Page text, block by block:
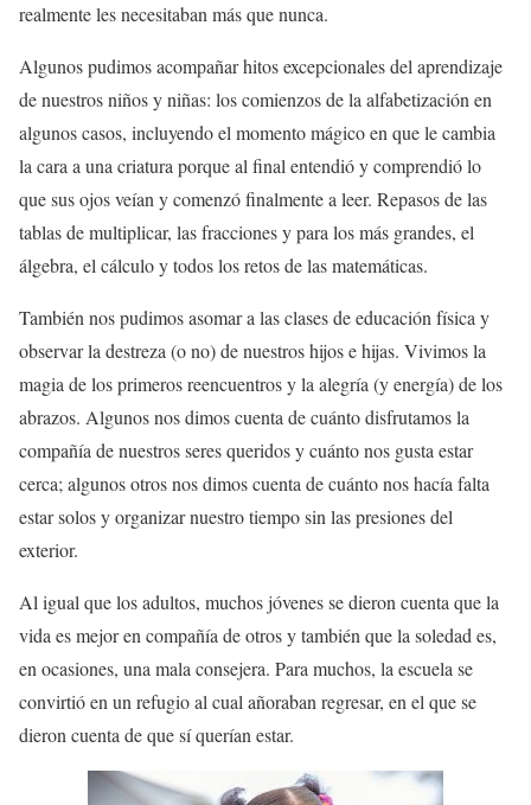
realmente les necesitaban más que nunca.
Algunos pudimos acompañar hitos excepcionales del aprendizaje
de nuestros niños y niñas: los comienzos de la alfabetización en
algunos casos, incluyendo el momento mágico en que le cambia
la cara a una criatura porque al final entendió y comprendió lo
que sus ojos veían y comenzó finalmente a leer. Repasos de las
tablas de multiplicar, las fracciones y para los más grandes, el
álgebra, el cálculo y todos los retos de las matemáticas.
También nos pudimos asomar a las clases de educación física y
observar la destreza (o no) de nuestros hijos e hijas. Vivimos la
magia de los primeros reencuentros y la alegría (y energía) de los
abrazos. Algunos nos dimos cuenta de cuánto disfrutamos la
compañía de nuestros seres queridos y cuánto nos gusta estar
cerca; algunos otros nos dimos cuenta de cuánto nos hacía falta
estar solos y organizar nuestro tiempo sin las presiones del
exterior.
Al igual que los adultos, muchos jóvenes se dieron cuenta que la
vida es mejor en compañía de otros y también que la soledad es,
en ocasiones, una mala consejera. Para muchos, la escuela se
convirtió en un refugio al cual añoraban regresar, en el que se
dieron cuenta de que sí querían estar.